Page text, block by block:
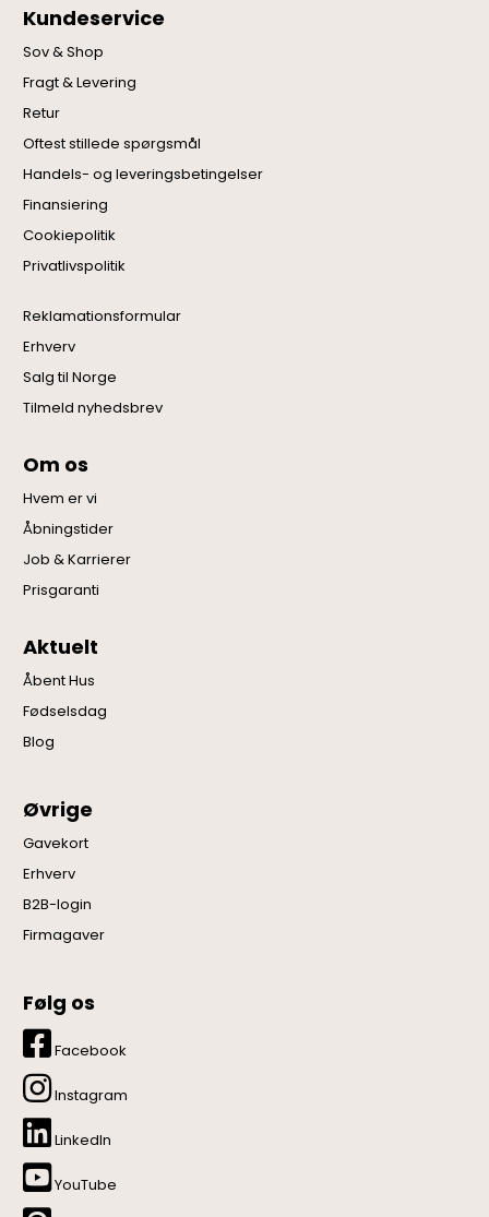
Kundeservice
Sov & Shop
Fragt & Levering
Retur
Oftest stillede spørgsmål
Handels- og leveringsbetingelser
Finansiering
Cookiepolitik
Privatlivspolitik
Reklamationsformular
Erhverv
Salg til Norge
Tilmeld nyhedsbrev
Om os
Hvem er vi
Åbningstider
Job & Karrierer
Prisgaranti
Aktuelt
Åbent Hus
Fødselsdag
Blog
Øvrige
Gavekort
Erhverv
B2B-login
Firmagaver
Følg os
Facebook
Instagram
LinkedIn
YouTube